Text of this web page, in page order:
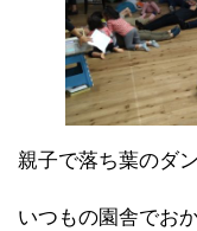
親子で落ち葉のダ
いつもの園舎でお